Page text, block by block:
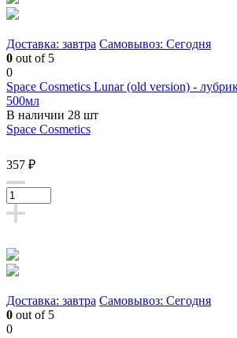
Доставка: завтра Самовывоз: Сегодня
0 out of 5
0
Space Cosmetics Lunar (old version) -
500мл
В наличии 28 шт
Space Cosmetics
357 ₽
Доставка: завтра Самовывоз: Сегодня
0 out of 5
0